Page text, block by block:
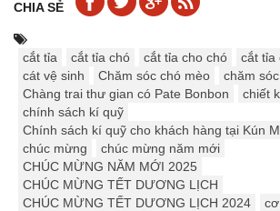
CHIA SẺ
cắt tỉa cắt tỉa chó cắt tỉa cho chó
cắt tỉa
cát vệ sinh
Chăm sóc chó mèo
chăm
Chàng trai thư gian có Pate Bonbon
chiết
chính sách kí quỹ
Chính sách kí quỹ cho khách hàng tại Kún
chúc mừng
chúc mừng năm mới
CHÚC MỪNG NĂM MỚI 2025
CHÚC MỪNG TẾT DƯƠNG LỊCH
CHÚC MỪNG TẾT DƯƠNG LỊCH 2024